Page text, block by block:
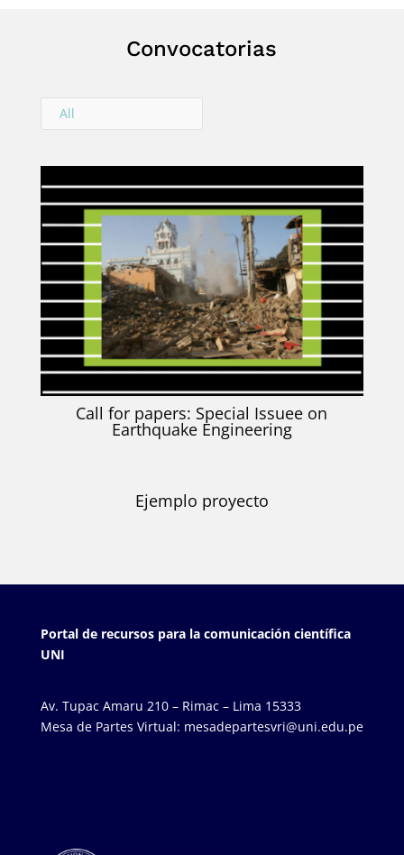
Convocatorias
All
Call for papers: Special Issuee on
Earthquake Engineering
Ejemplo proyecto
Portal de recursos para la comunicación científica
UNI
Av. Tupac Amaru 210 – Rimac – Lima 15333
Mesa de Partes Virtual: mesadepartesvri@uni.edu.pe